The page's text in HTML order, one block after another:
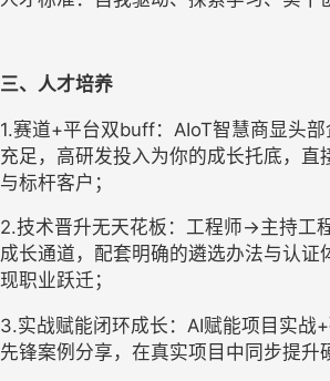
三、人才培养
1.赛道+平台双buff：AIoT智慧商显头
充足，高研发投入为你的成长托底，直
与标杆客户；
2.技术晋升无天花板：工程师→主持工
成长通道，配套明确的遴选办法与认证
现职业跃迁；
3.实战赋能闭环成长：AI赋能项目实战
先锋案例分享，在真实项目中同步提升